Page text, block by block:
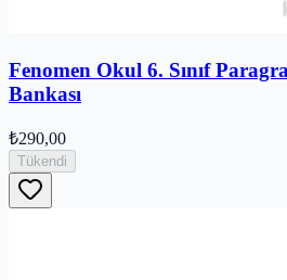
Fenomen Okul 6. Sınıf
Bankası
₺290,00
Tükendi